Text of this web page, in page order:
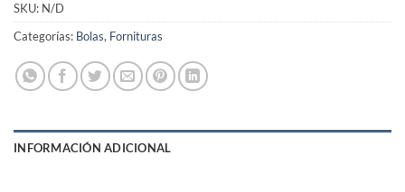
SKU: N/D
Categorías: Bolas, Fornituras
INFORMACIÓN ADICIONAL